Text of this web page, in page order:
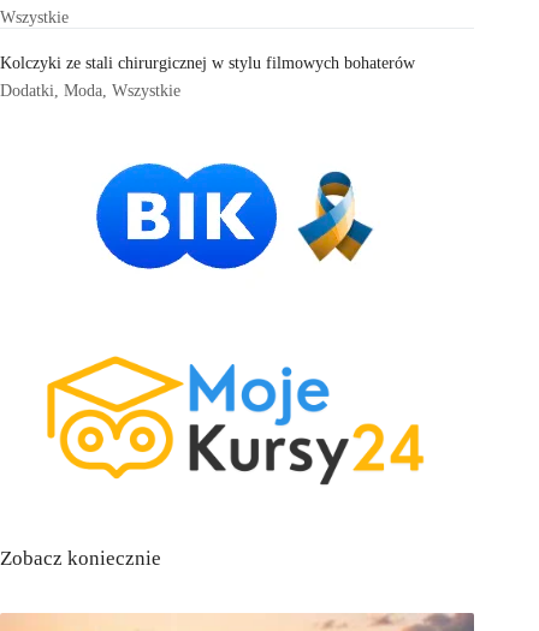
Wszystkie
Kolczyki ze stali chirurgicznej w stylu filmowych bohaterów
Dodatki Moda Wszystkie
Zobacz koniecznie